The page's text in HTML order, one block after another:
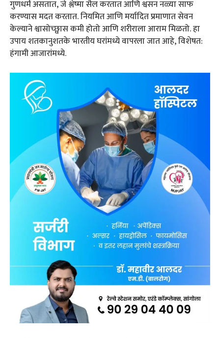
गुणधर्म असतात, जे श्लेष्मा सैल करतात आणि श्वसन नळ्या साफ
करण्यास मदत करतात. नियमित आणि मर्यादित प्रमाणात सेवन
केल्याने श्वासोच्छ्वास कमी होतो आणि शरीराला आराम मिळतो. हा
उपाय शतकानुशतके भारतीय घरांमध्ये वापरला जात आहे, विशेषत:
हंगामी आजारांमध्ये.